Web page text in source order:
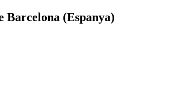
Barcelona (Espanya)